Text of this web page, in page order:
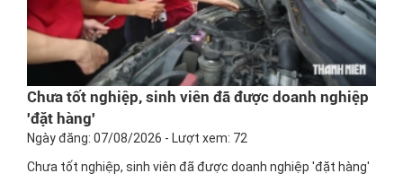
Chưa tốt nghiệp, sinh viên đã được doanh nghiệp
'đặt hàng'
Ngày đăng: 07/08/2026 - Lượt xem: 72
Chưa tốt nghiệp, sinh viên đã được doanh nghiệp 'đặt hàng'